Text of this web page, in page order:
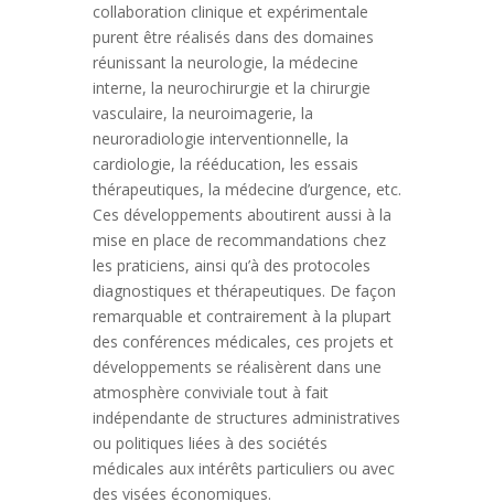
collaboration clinique et expérimentale
purent être réalisés dans des domaines
réunissant la neurologie, la médecine
interne, la neurochirurgie et la chirurgie
vasculaire, la neuroimagerie, la
neuroradiologie interventionnelle, la
cardiologie, la rééducation, les essais
thérapeutiques, la médecine d’urgence, etc.
Ces développements aboutirent aussi à la
mise en place de recommandations chez
les praticiens, ainsi qu’à des protocoles
diagnostiques et thérapeutiques. De façon
remarquable et contrairement à la plupart
des conférences médicales, ces projets et
développements se réalisèrent dans une
atmosphère conviviale tout à fait
indépendante de structures administratives
ou politiques liées à des sociétés
médicales aux intérêts particuliers ou avec
des visées économiques.